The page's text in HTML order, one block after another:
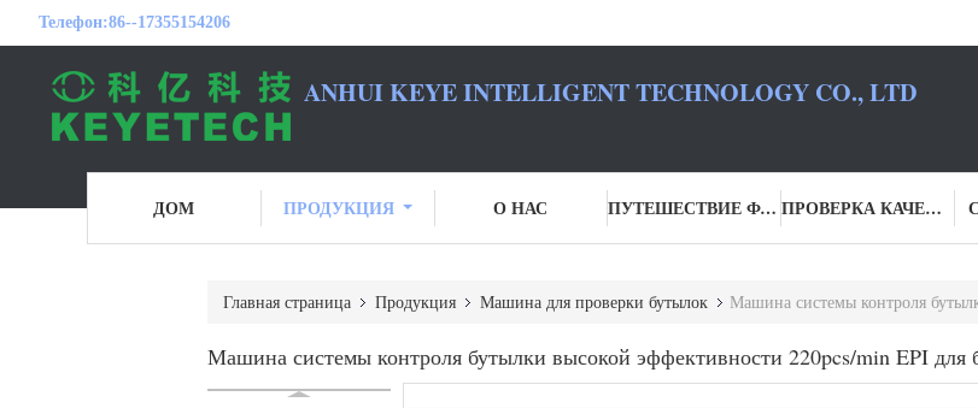
Телефон:86--17355154206
ANHUI KEYE INTELLIGENT TECHNOLOGY CO., LTD
ДОМ ПРОДУКЦИЯ О НАС ПУТЕШЕСТВИЕ ФАБРИКИ ПРОВЕРКА КАЧЕСТВА
Главная страница Продукция Машина для проверки бутылок Машина системы контроля бутылки
Машина системы контроля бутылки высокой эффективности 220pcs/min EPI для